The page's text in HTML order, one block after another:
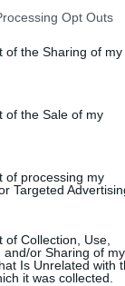
Opt Outs
of the Sharing of my
of the Sale of my
of processing my
Targeted
of Collection, Use,
and/or Sharing of my
Is Unrelated with
it was collected.